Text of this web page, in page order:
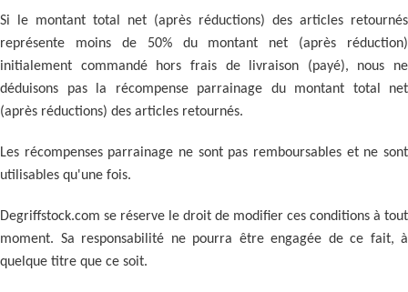
Si le montant total net (après réductions) des articles retournés
représente moins de 50% du montant net (après réduction)
initialement commandé hors frais de livraison (payé), nous ne
déduisons pas la récompense parrainage du montant total net
(après réductions) des articles retournés.
Les récompenses parrainage ne sont pas remboursables et ne sont
utilisables qu'une fois.
Degriffstock.com se réserve le droit de modifier ces conditions à tout
moment. Sa responsabilité ne pourra être engagée de ce fait, à
quelque titre que ce soit.